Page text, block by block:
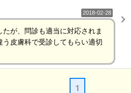
2018-02-28
が、問診も適当に対応されま
皮膚科で受診してもらい適切
1